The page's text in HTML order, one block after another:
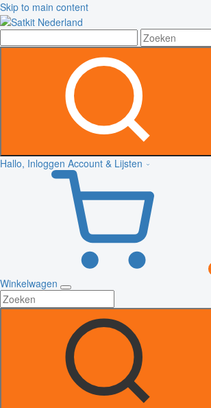
Skip to main content
Hallo, Inloggen Account & Lijsten
Winkelwagen